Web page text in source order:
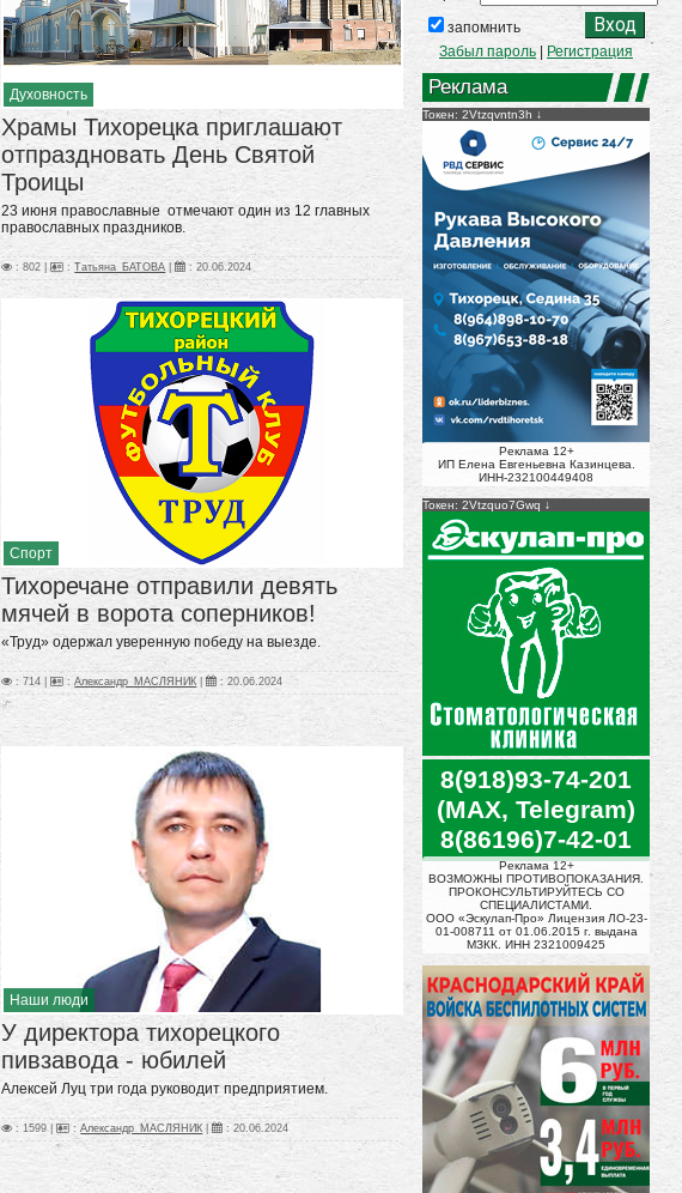
запомнить
Забыл пароль
Регистрация
Реклама
Токен: 2Vtzqvntn3h
Реклама 12+
ИП Елена Евгеньевна Казинцева.
ИНН-232100449408
Токен: 2Vtzquo7Gwq
8(918)93-74-201
(MAX, Telegram)
8(86196)7-42-01
Реклама 12+
ВОЗМОЖНЫ ПРОТИВОПОКАЗАНИЯ.
ПРОКОНСУЛЬТИРУЙТЕСЬ СО
СПЕЦИАЛИСТАМИ.
ООО «Эскулап-Про» Лицензия ЛО-23-
01-008711 от 01.06.2015 г. выдана
МЗКК. ИНН 2321009425
Духовность
Храмы Тихорецка приглашают
отпраздновать День Святой
Троицы
23 июня православные отмечают один из 12 главных
православных праздников.
: 802 | :Татьяна_БАТОВА | :20.06.2024
Спорт
Тихоречане отправили девять
мячей в ворота соперников!
«Труд» одержал уверенную победу на выезде.
: 714 | :Александр_МАСЛЯНИК | :20.06.2024
Наши люди
У директора тихорецкого
пивзавода - юбилей
Алексей Луц три года руководит предприятием.
: 1599 | :Александр_МАСЛЯНИК | :20.06.2024